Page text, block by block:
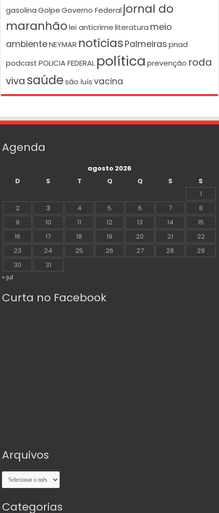
gasolina Golpe Governo Federal jornal do
maranhão lei anticrime literatura meio
ambienteNEYMAR notícias Palmeiras pnad
podcast POLICIA FEDERAL política prevenção roda
viva saúde são luís vacina
Agenda
agosto 2026
D
S T Q Q S
S
1
2
3 4 5 6 7
8
9
10 11 12 13 14
15
16
17 18 19 20 21
22
23
24 25 26 27 28
29
30
31
« jul
Curta no Facebook
Arquivos
Arquivos
Categorias